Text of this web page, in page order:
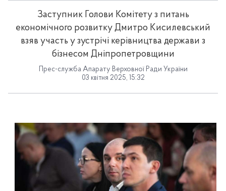
Заступник Голови Комітету з питань
економічного розвитку Дмитро Кисилевський
взяв участь у зустрічі керівництва держави з
бізнесом Дніпропетровщини
Прес-служба Апарату Верховної Ради України
03 квітня 2025, 15:32